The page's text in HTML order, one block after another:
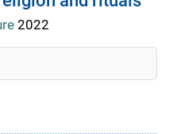
2022